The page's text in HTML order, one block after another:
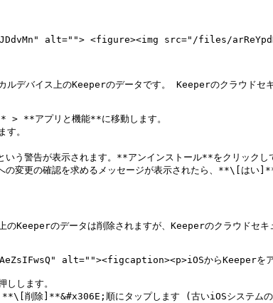
alt=""> <figure><img src="/files/
ルデバイス上のKeeperのデータです。 Keeperのクラウドセ
**アプリと機能**に移動します。
。
う警告が表示されます。**アンインストール**をクリックし
の変更の確認を求めるメッセージが表示されたら、**\[はい
のKeeperのデータは削除されますが、Keeperのクラウドセキ
alt=""><figcaption><p>iOSからKeeperを
します。
]**&#x306E;順にタップします (古いiOSシステムの場